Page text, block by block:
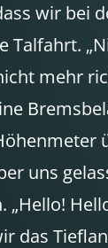
wir bei
mehr
uns
das